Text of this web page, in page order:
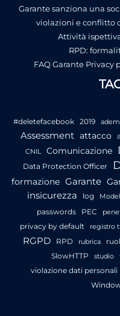
Garante sanziona una
violazioni e conflitto
Attività
RPD:
FAQ Garante Privacy
#deletefacebook 2019
Assessment attacco
CNIL
Comunicazione
Data Protection Officer
formazione Garante
insicurezza log
passwords
PEC
privacy by default registro
RGPD RPD rubrica
SlowHTTP studio
violazione dati personali